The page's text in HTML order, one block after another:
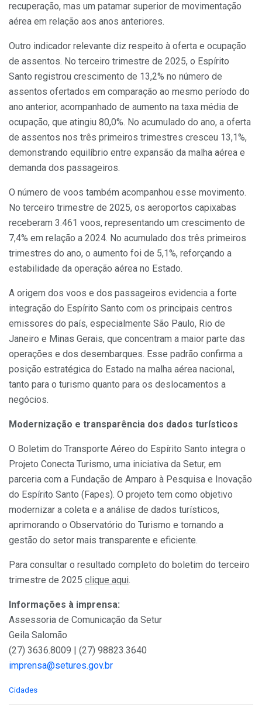
recuperação, mas um patamar superior de movimentação
aérea em relação aos anos anteriores.
Outro indicador relevante diz respeito à oferta e ocupação
de assentos. No terceiro trimestre de 2025, o Espírito
Santo registrou crescimento de 13,2% no número de
assentos ofertados em comparação ao mesmo período do
ano anterior, acompanhado de aumento na taxa média de
ocupação, que atingiu 80,0%. No acumulado do ano, a oferta
de assentos nos três primeiros trimestres cresceu 13,1%,
demonstrando equilíbrio entre expansão da malha aérea e
demanda dos passageiros.
O número de voos também acompanhou esse movimento.
No terceiro trimestre de 2025, os aeroportos capixabas
receberam 3.461 voos, representando um crescimento de
7,4% em relação a 2024. No acumulado dos três primeiros
trimestres do ano, o aumento foi de 5,1%, reforçando a
estabilidade da operação aérea no Estado.
A origem dos voos e dos passageiros evidencia a forte
integração do Espírito Santo com os principais centros
emissores do país, especialmente São Paulo, Rio de
Janeiro e Minas Gerais, que concentram a maior parte das
operações e dos desembarques. Esse padrão confirma a
posição estratégica do Estado na malha aérea nacional,
tanto para o turismo quanto para os deslocamentos a
negócios.
Modernização e transparência dos dados turísticos
O Boletim do Transporte Aéreo do Espírito Santo integra o
Projeto Conecta Turismo, uma iniciativa da Setur, em
parceria com a Fundação de Amparo à Pesquisa e Inovação
do Espírito Santo (Fapes). O projeto tem como objetivo
modernizar a coleta e a análise de dados turísticos,
aprimorando o Observatório do Turismo e tornando a
gestão do setor mais transparente e eficiente.
Para consultar o resultado completo do boletim do terceiro
trimestre de 2025 clique aqui.
Informações à imprensa:
Assessoria de Comunicação da Setur
Geila Salomão
(27) 3636.8009 | (27) 98823.3640
imprensa@setures.gov.br
C
Cidades